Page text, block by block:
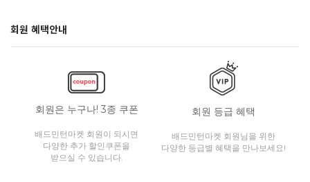
회원 혜택안내
회원은 누구나! 3종 쿠폰
배드민턴마켓 회원이 되시면
다양한 추가 할인쿠폰을
받으실 수 있습니다.
회원 등급 혜택
배드민턴마켓 회원님을 위한
다양한 등급별 혜택을 만나보세요!